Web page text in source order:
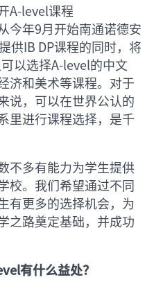
A-level课程
今年9月开始南通诺德安
供IB DP课程的同时，将
以选择A-level的中文
济和美术等课程。对于
说，可以在世界公认的
里进行课程选择，是千
不多有能力为学生提供
校。我们希望通过不同
有更多的选择机会，为
之路奠定基础，并成功
有什么益处？